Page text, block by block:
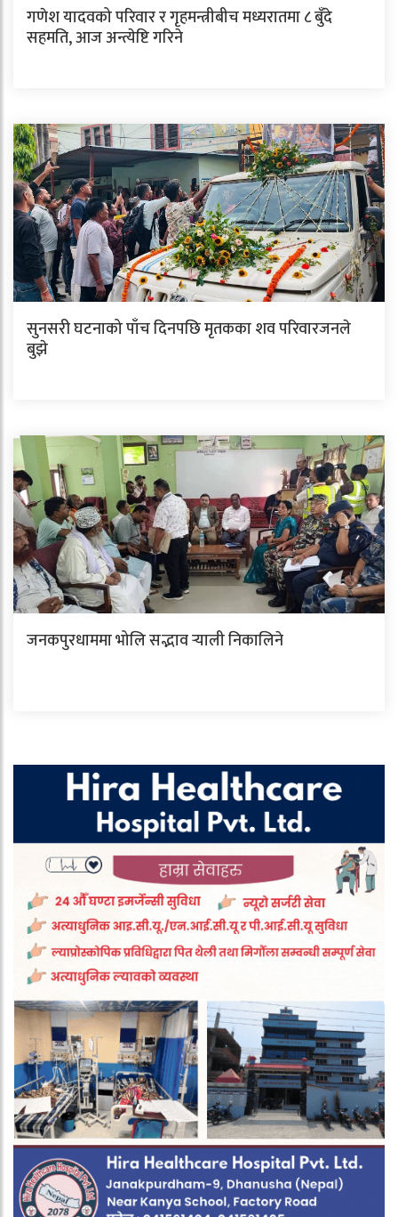
गणेश यादवको परिवार र गृहमन्त्रीबीच मध्यरातमा ८ बुँदे
सहमति, आज अन्त्येष्टि गरिने
सुनसरी घटनाको पाँच दिनपछि मृतकका शव परिवारजनले
बुझे
जनकपुरधाममा भोलि सद्भाव र्‍याली निकालिने